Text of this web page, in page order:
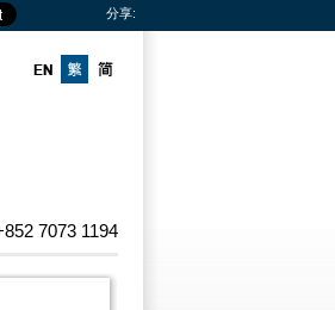
分享:
7073 1194